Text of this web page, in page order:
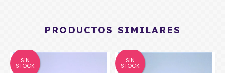
PRODUCTOS SIMILARES
SIN
STOCK
SIN
STOCK